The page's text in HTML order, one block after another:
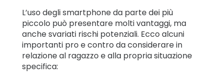
L’uso degli smartphone da parte dei più
piccolo può presentare molti vantaggi, ma
anche svariati rischi potenziali. Ecco alcuni
importanti pro e contro da considerare in
relazione al ragazzo e alla propria situazione
specifica: